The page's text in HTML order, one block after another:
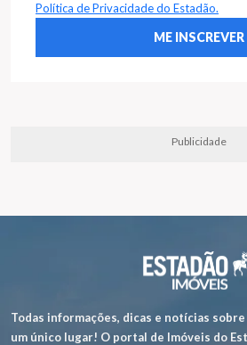
Política de Privacidade do Estadão.
Publicidade
Todas informações, dicas e notícias
um único lugar! O portal de Imóveis do